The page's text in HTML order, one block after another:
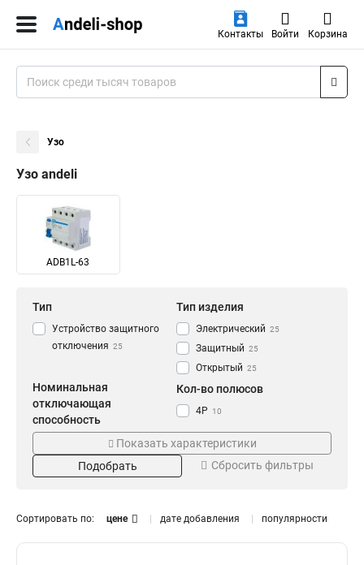
Контакты Войти Корзина
Узо
Узо andeli
ADB1L-63
Тип
Устройство защитного
отключения 25
Тип изделия
Электрический 25
Защитный 25
Открытый 25
Номинальная
отключающая
способность
Кол-во полюсов
4P 10
2P 15
Ток утечки
300mA 6
Серия
Номинальный ток
Показать характеристики
Подобрать
Сбросить фильтры
Сортировать по: цене дате добавления популярности